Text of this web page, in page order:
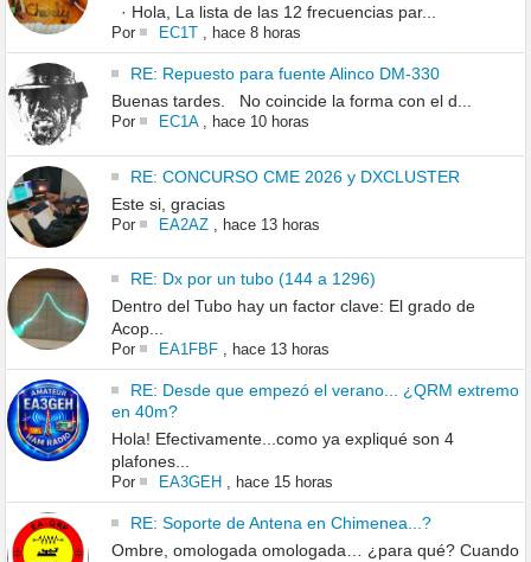
· Hola, La lista de las 12 frecuencias par...
Por EC1T, hace 8 horas
RE: Repuesto para fuente Alinco DM-330
Buenas tardes. No coincide la forma con el d...
Por EC1A, hace 10 horas
RE: CONCURSO CME 2026 y DXCLUSTER
Este si, gracias
Por EA2AZ, hace 13 horas
RE: Dx por un tubo (144 a 1296)
Dentro del Tubo hay un factor clave: El grado de
Acop...
Por EA1FBF, hace 13 horas
RE: Desde que empezó el verano... ¿QRM extremo
en 40m?
Hola! Efectivamente...como ya expliqué son 4
plafones...
Por EA3GEH , hace 15 horas
RE: Soporte de Antena en Chimenea...?
Ombre, omologada omologada… ¿para qué? Cuando